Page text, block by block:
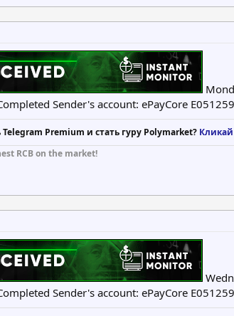
Sender's account: ePayCore
Premium и стать гуру Polymarket?
RCB on the market!
Sender's account: ePayCore